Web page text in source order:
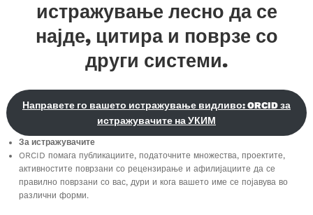
истражување лесно да се
најде, цитира и поврзе со
други системи.
Направете го вашето истражување видливо: ORCID за
истражувачите на УКИМ
За истражувачите
ORCID помага публикациите, податочните множества, проектите,
активностите поврзани со рецензирање и афилијациите да се
правилно поврзани со вас, дури и кога вашето име се појавува во
различни форми.